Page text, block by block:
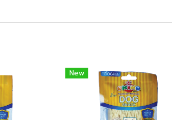
New